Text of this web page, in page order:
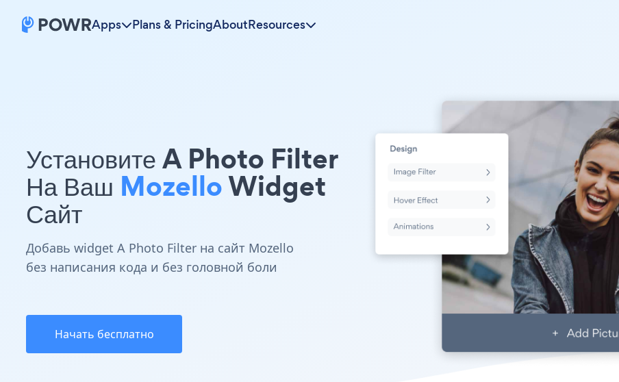
Apps Plans & PricingAboutResources
Установите A Photo Filter
На Ваш MozelloWidget
Сайт
Добавь widget A Photo Filter на сайт Mozello
без написания кода и без головной боли
Начать бесплатно